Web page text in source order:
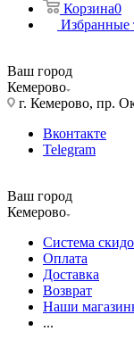
Корзина0
Избранные
Ваш город
Кемерово
г. Кемерово, пр.
Вконтакте
Telegram
Ваш город
Кемерово
Система
Оплата
Доставка
Возврат
Наши
...